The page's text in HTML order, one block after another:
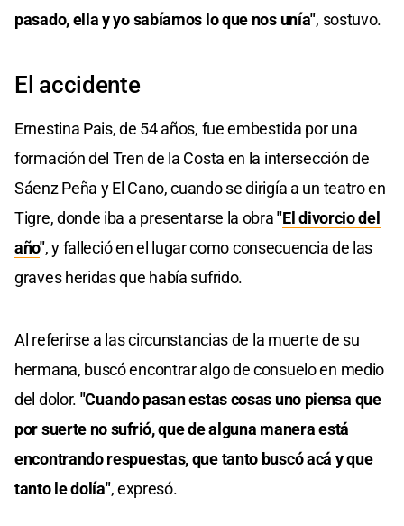
pasado, ella y yo sabíamos lo que nos unía", sostuvo.
El accidente
Ernestina Pais, de 54 años, fue embestida por una
formación del Tren de la Costa en la intersección de
Sáenz Peña y El Cano, cuando se dirigía a un teatro en
Tigre, donde iba a presentarse la obra"El divorcio del
año", y falleció en el lugar como consecuencia de las
graves heridas que había sufrido.
Al referirse a las circunstancias de la muerte de su
hermana, buscó encontrar algo de consuelo en medio
del dolor. "Cuando pasan estas cosas uno piensa que
por suerte no sufrió, que de alguna manera está
encontrando respuestas, que tanto buscó acá y que
tanto le dolía", expresó.